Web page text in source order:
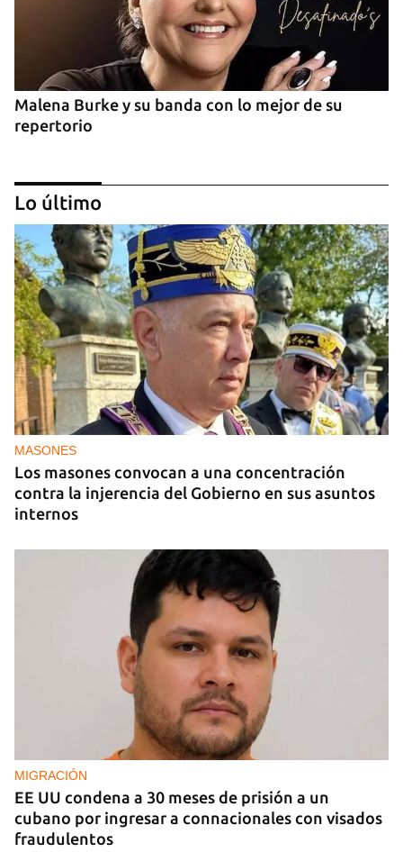
Malena Burke y su banda con lo mejor de su
repertorio
Arturo Sandoval en concierto junto a Chucho
Valdés
Lo último
MASONES
Los masones convocan a una concentración
contra la injerencia del Gobierno en sus asuntos
internos
MIGRACIÓN
EE UU condena a 30 meses de prisión a un
cubano por ingresar a connacionales con visados
fraudulentos